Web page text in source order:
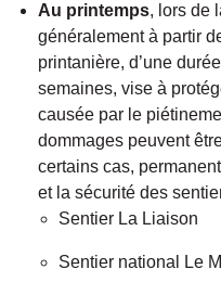
Au printemps, lors de
généralement à partir
printanière, d’une
semaines, vise à
causée par le
dommages peuvent
certains cas,
et la sécurité des
Sentier La Liaison
Sentier national Le